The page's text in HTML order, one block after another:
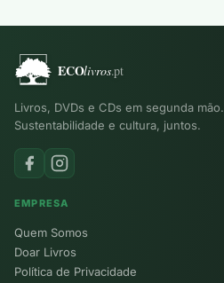
Livros, DVDs e CDs em segunda mão.
Sustentabilidade e cultura, juntos.
EMPRESA
Quem Somos
Doar Livros
Política de Privacidade